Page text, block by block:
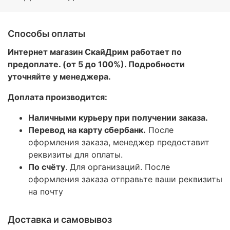
Способы оплаты
Интернет магазин СкайДрим работает по
предоплате. (от 5 до 100%). Подробности
уточняйте у менеджера.
Доплата производится:
Наличными курьеру при получении заказа.
Перевод на карту сбербанк. После
оформления заказа, менеджер предоставит
реквизиты для оплаты.
По счёту. Для организаций. После
оформления заказа отправьте ваши реквизиты
на почту
Доставка и самовывоз